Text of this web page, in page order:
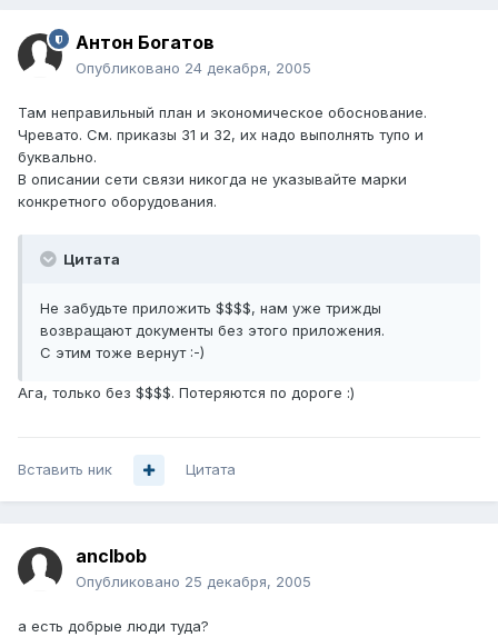
Антон Богатов
Опубликовано 24 декабря, 2005
Там неправильный план и экономическое обоснование.
Чревато. См. приказы 31 и 32, их надо выполнять тупо и
буквально.
В описании сети связи никогда не указывайте марки
конкретного оборудования.
Цитата
Не забудьте приложить $$$$, нам уже трижды
возвращают документы без этого приложения.
С этим тоже вернут :-)
Ага, только без $$$$. Потеряются по дороге :)
Вставить ник Цитата
anclbob
Опубликовано 25 декабря, 2005
а есть добрые люди туда?